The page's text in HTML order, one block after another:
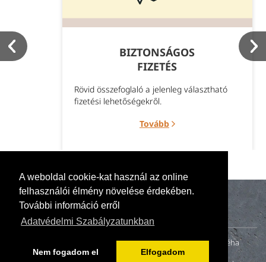
A weboldal cookie-kat használ az online
felhasználói élmény növelése érdekében.
További információ erről
Adatvédelmi Szabályzatunkban
Nem fogadom el Elfogadom
BIZTONSÁGOS
FIZETÉS
Rövid összefoglaló a jelenleg választható
fizetési lehetőségekről.
Tovább
A naturillo.hu mögött egy kis családi vállalkozás (anya, apa és néha
gyerekek) tevékenykedik. 2000-ben fiatal házasként otthonunk